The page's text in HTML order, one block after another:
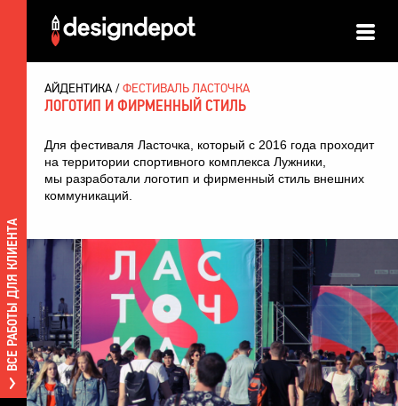
ВСЕ РАБОТЫ ДЛЯ КЛИЕНТА
АЙДЕНТИКА ФЕСТИВАЛЬ ЛАСТОЧКА
ЛОГОТИП И ФИРМЕННЫЙ СТИЛЬ
Для фестиваля Ласточка, который с 2016 года проходит
на территории спортивного комплекса Лужники,
мы разработали логотип и фирменный стиль внешних
коммуникаций.